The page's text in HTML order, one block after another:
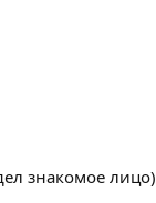
знакомое лицо)